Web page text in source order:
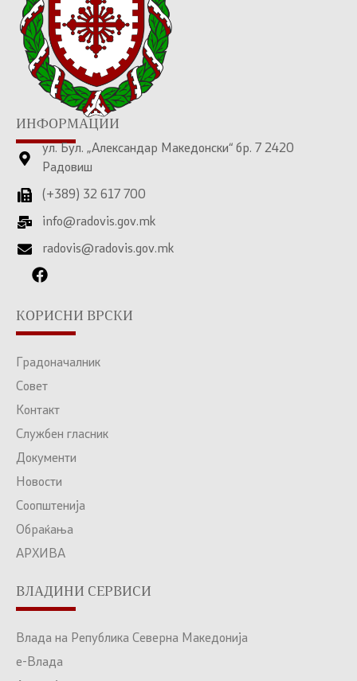
ИНФОРМАЦИИ
ул. Бул. „Александар Македонски“ бр. 7 2420
Радовиш
(+389) 32 617 700
info@radovis.gov.mk
radovis@radovis.gov.mk
КОРИСНИ ВРСКИ
Градоначалник
Совет
Контакт
Службен гласник
Документи
Новости
Соопштенија
Обраќања
АРХИВА
ВЛАДИНИ СЕРВИСИ
Влада на Република Северна Македонија
е-Влада